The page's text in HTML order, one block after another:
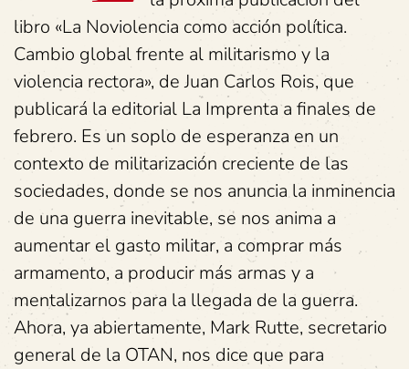
libro «La Noviolencia como acción política.
Cambio global frente al militarismo y la
violencia rectora», de Juan Carlos Rois, que
publicará la editorial La Imprenta a finales de
febrero. Es un soplo de esperanza en un
contexto de militarización creciente de las
sociedades, donde se nos anuncia la inminencia
de una guerra inevitable, se nos anima a
aumentar el gasto militar, a comprar más
armamento, a producir más armas y a
mentalizarnos para la llegada de la guerra.
Ahora, ya abiertamente, Mark Rutte, secretario
general de la OTAN, nos dice que para